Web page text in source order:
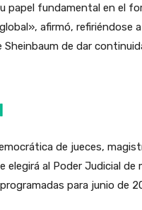
fundamental en el
afirmó, refiriéndose
de dar
de jueces,
al Poder Judicial de
para junio de